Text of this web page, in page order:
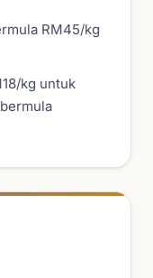
RM45/kg
kg untuk